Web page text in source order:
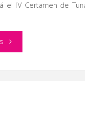
el IV Certamen de
"IV